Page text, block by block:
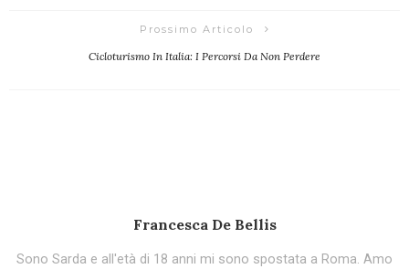
Prossimo Articolo
Cicloturismo In Italia: I Percorsi Da Non Perdere
Francesca De Bellis
Sono Sarda e all'età di 18 anni mi sono spostata a Roma. Amo